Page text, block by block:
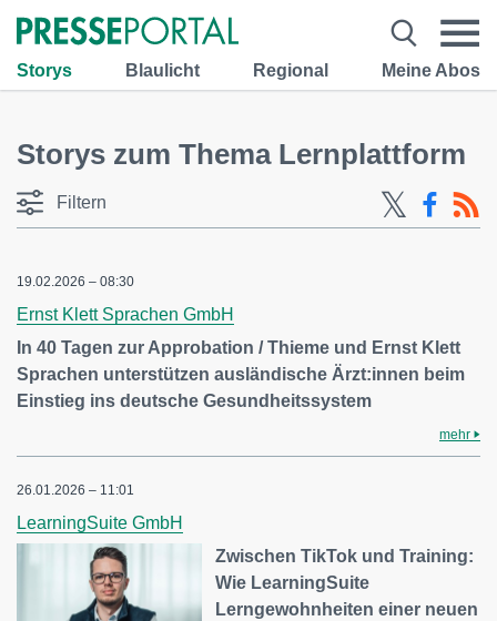
Storys Blaulicht Regional Meine Abos
Storys zum Thema Lernplattform
Filtern
19.02.2026 – 08:30
Ernst Klett Sprachen GmbH
In 40 Tagen zur Approbation / Thieme und Ernst Klett
Sprachen unterstützen ausländische Ärzt:innen beim
Einstieg ins deutsche Gesundheitssystem
mehr
26.01.2026 – 11:01
LearningSuite GmbH
Zwischen TikTok und Training:
Wie LearningSuite
Lerngewohnheiten einer neuen